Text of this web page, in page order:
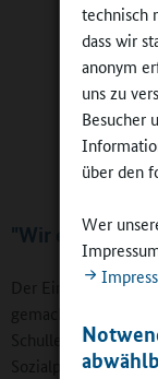
technisch
dass wir
anonym
uns zu
Besucher
über den
Wer
"Wir erlauben
Der Einsatz der
gemacht: "Die
Schulleiter. Das ist
Sozialpädagogen